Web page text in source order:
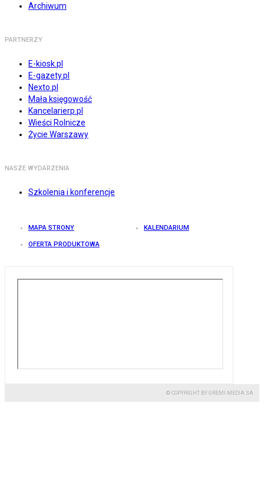
Archiwum
PARTNERZY
E-kiosk.pl
E-gazety.pl
Nexto.pl
Mała księgowość
Kancelarierp.pl
Wieści Rolnicze
Życie Warszawy
NASZE WYDARZENIA
Szkolenia i konferencje
MAPA STRONY KALENDARIUM
OFERTA PRODUKTOWA
© COPYRIGHT BY GREMI MEDIA SA